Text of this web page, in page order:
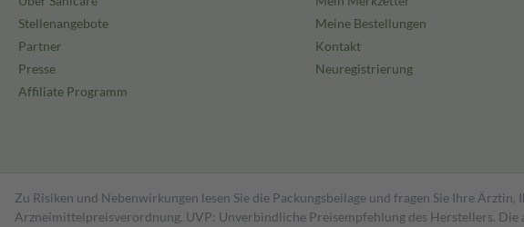
Stellenangebote
Partner
Presse
Affiliate Programm
Meine Bestellungen
Kontakt
Neuregistrierung
Zu Risiken und Nebenwirkungen lesen Sie die Packungsbeilage und fragen Sie Ihre
Arzneimittelpreisverordnung. UVP: Unverbindliche Preisempfehlung des Herstellers. Die